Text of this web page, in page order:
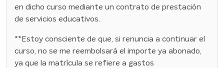
en dicho curso mediante un contrato de prestación
de servicios educativos.
**Estoy consciente de que, si renuncia a continuar el
curso, no se me reembolsará el importe ya abonado,
ya que la matrícula se refiere a gastos